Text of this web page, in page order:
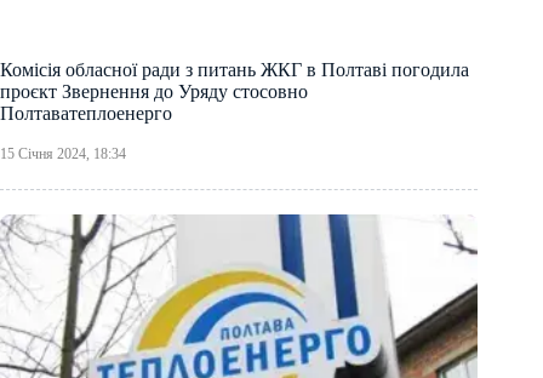
Комісія обласної ради з питань ЖКГ в Полтаві погодила
проєкт Звернення до Уряду стосовно
Полтаватеплоенерго
15 Січня 2024, 18:34